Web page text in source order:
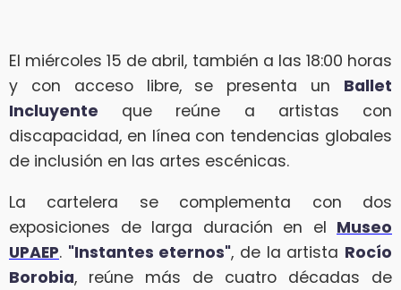
El miércoles 15 de abril, también a las 18:00 horas
y con acceso libre, se presenta un Ballet
Incluyente que reúne a artistas con
discapacidad, en línea con tendencias globales
de inclusión en las artes escénicas.
La cartelera se complementa con dos
exposiciones de larga duración en el Museo
UPAEP. "Instantes eternos", de la artista Rocío
Borobia, reúne más de cuatro décadas de